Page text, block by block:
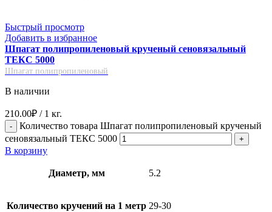
Быстрый просмотр
Добавить в избранное
Шпагат полипропиленовый крученый сеновязальный
ТЕКС 5000
Шпагат полипропиленовый
В наличии
210.00₽ / 1 кг.
Количество товара Шпагат полипропиленовый крученый
сеновязальный ТЕКС 5000
В корзину
Диаметр, мм 5.2
Количество кручений на 1 метр 29-30